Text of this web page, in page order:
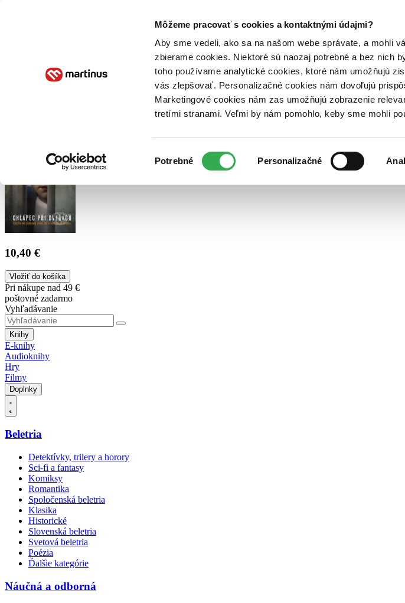
Môžeme pracovať s cookies a kontaktnými údajmi?
Aby sme vedeli, ako sa na našom webe správate, a mohli
zbierame cookies. Niektoré sú naozaj potrebné a bez nich
toho používame analytické cookies, ktoré nám umožňujú
vás zlepšovať. Personalizačné cookies nám dovoľujú
Marketingové cookies nám zas umožňujú zobrazenie
tretími stranami. Veľmi by nám pomohlo, keby sme mohli
súhlasu
Potrebné Personalizačné
Poukážky Kontakt
10,40 €
Vložiť do košíka
Pri nákupe nad 49 €
poštovné zadarmo
Vyhľadávanie
Knihy
E-knihy
Audioknihy
Hry
Filmy
Doplnky
Beletria
Detektívky, trilery a horory
Sci-fi a fantasy
Komiksy
Romantika
Spoločenská beletria
Klasika
Historické
Slovenská beletria
Svetová beletria
Poézia
Ďalšie kategórie
Náučná a odborná